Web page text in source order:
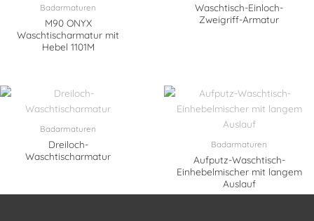
Badarmaturen
M90 ONYX
Waschtischarmatur mit
Hebel 1101M
Waschtisch-Einloch-
Zweigriff-Armatur
Badarmaturen
Dreiloch-
Waschtischarmatur
Badarmaturen
Aufputz-Waschtisch-
Einhebelmischer mit langem
Auslauf